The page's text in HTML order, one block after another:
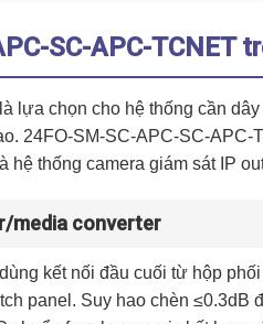
SC-APC-TCNET
lựa chọn cho hệ thống cần
24FO-SM-SC-APC-SC-
hệ thống camera giám sát IP
media converter
kết nối đầu cuối từ hộp
panel. Suy hao chèn ≤0.3dB